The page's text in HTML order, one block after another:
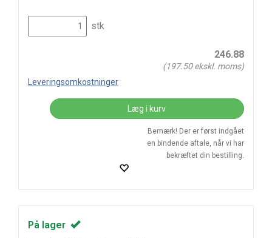
stk
246.88
(197.50ekskl. moms)
Leveringsomkostninger
Læg i kurv
Bemærk! Der er først indgået
en bindende aftale, når vi har
bekræftet din bestilling.
På lager